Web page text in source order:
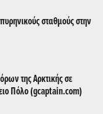
σταθμούς στην
της Αρκτικής σε
Πόλο (gcaptain.com)